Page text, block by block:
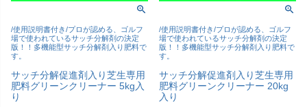
/使用説明書付き/プロが認める、ゴルフ
場で使われているサッチ分解剤の決定
版！！多機能型サッチ分解剤入り肥料で
す。
サッチ分解促進剤入り芝生専用
肥料グリーンクリーナー 5kg入
り
/使用説明書付き/プロが認める、ゴルフ
場で使われているサッチ分解剤の決定
版！！多機能型サッチ分解剤入り肥料で
す。
サッチ分解促進剤入り芝生専用
肥料グリーンクリーナー 20kg
入り